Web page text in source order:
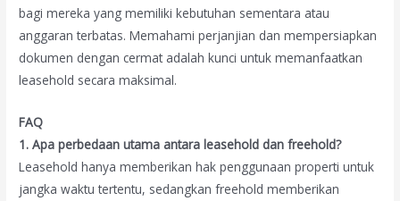
bagi mereka yang memiliki kebutuhan sementara atau
anggaran terbatas. Memahami perjanjian dan mempersiapkan
dokumen dengan cermat adalah kunci untuk memanfaatkan
leasehold secara maksimal.
FAQ
1. Apa perbedaan utama antara leasehold dan freehold?
Leasehold hanya memberikan hak penggunaan properti untuk
jangka waktu tertentu, sedangkan freehold memberikan